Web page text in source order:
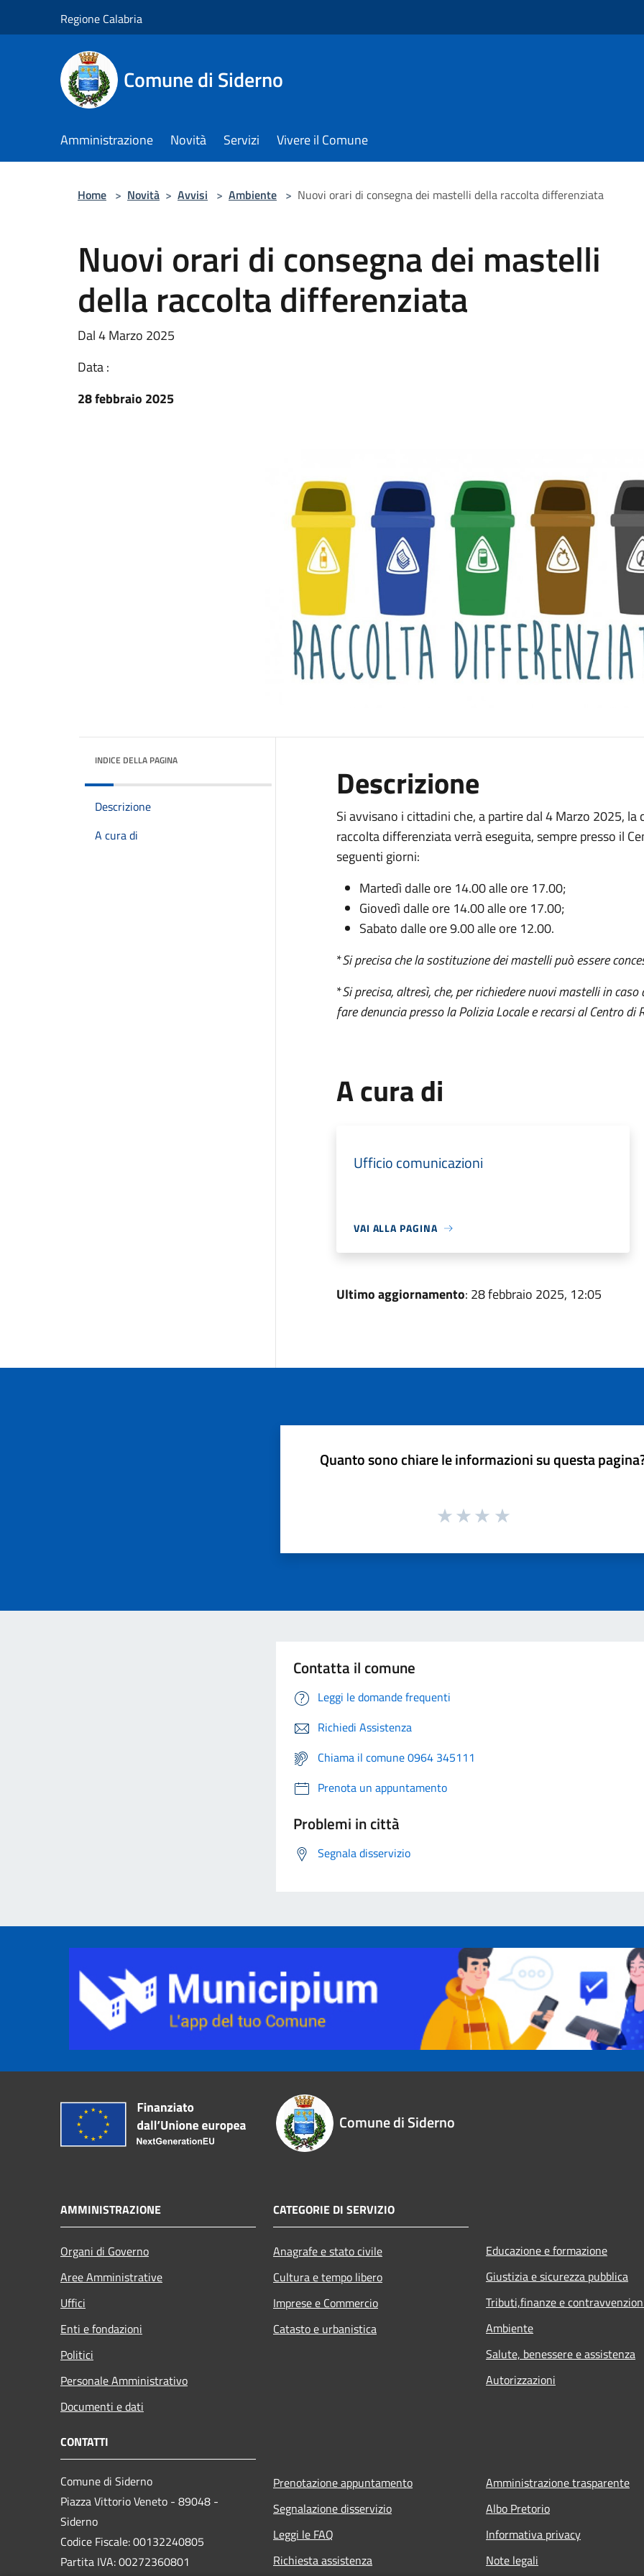
Regione Calabria
Comune di Siderno
Amministrazione Novità Servizi Vivere il Comune
Home > Novità > Avvisi > Ambiente > Nuovi orari di consegna dei mastelli della raccolta differenziata
Nuovi orari di consegna dei mastelli
della raccolta differenziata
Dal 4 Marzo 2025
Data :
28 febbraio 2025
INDICE DELLA PAGINA
Descrizione
A cura di
Descrizione
Si avvisano i cittadini che, a partire dal 4 Marzo 2025,
raccolta differenziata verrà eseguita, sempre presso il
seguenti giorni:
Martedì dalle ore 14.00 alle ore 17.00;
Giovedì dalle ore 14.00 alle ore 17.00;
Sabato dalle ore 9.00 alle ore 12.00.
*Si precisa che la sostituzione dei mastelli può essere
*Si precisa, altresì, che, per richiedere nuovi mastelli in
fare denuncia presso la Polizia Locale e recarsi al Centro di
A cura di
Ufficio comunicazioni
VAI ALLA PAGINA
Ultimo aggiornamento: 28 febbraio 2025, 12:05
Quanto sono chiare le informazioni su questa
Contatta il comune
Leggi le domande frequenti
Richiedi Assistenza
Chiama il comune 0964 345111
Prenota un appuntamento
Problemi in città
Segnala disservizio
Comune di Siderno
AMMINISTRAZIONE
Organi di Governo
Aree Amministrative
Uffici
Enti e fondazioni
Politici
Personale Amministrativo
Documenti e dati
CATEGORIE DI SERVIZIO
Anagrafe e stato civile
Cultura e tempo libero
Imprese e Commercio
Catasto e urbanistica
Educazione e formazione
Giustizia e sicurezza pubblica
Tributi,finanze e
Ambiente
Salute, benessere e assistenza
Autorizzazioni
CONTATTI
Comune di Siderno
Piazza Vittorio Veneto - 89048 -
Siderno
Codice Fiscale: 00132240805
Partita IVA: 00272360801
Prenotazione appuntamento
Segnalazione disservizio
Leggi le FAQ
Richiesta assistenza
Amministrazione trasparente
Albo Pretorio
Informativa privacy
Note legali